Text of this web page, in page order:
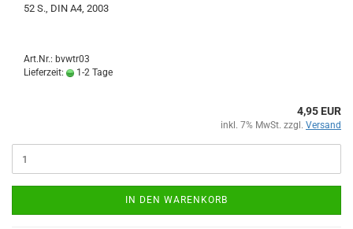
52 S., DIN A4, 2003
Art.Nr.: bvwtr03
Lieferzeit:
1-2 Tage
4,95 EUR
inkl. 7% MwSt. zzgl. Versand
IN DEN WARENKORB